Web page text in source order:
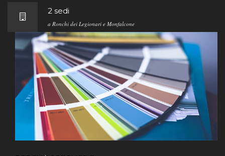
2 sedi
a Ronchi dei Legionari e Monfalcone